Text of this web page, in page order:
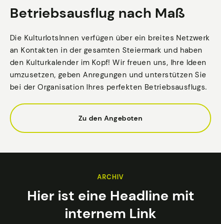
Betriebsausflug nach Maß
Die KulturlotsInnen verfügen über ein breites Netzwerk
an Kontakten in der gesamten Steiermark und haben
den Kulturkalender im Kopf! Wir freuen uns, Ihre Ideen
umzusetzen, geben Anregungen und unterstützen Sie
bei der Organisation Ihres perfekten Betriebsausflugs.
Zu den Angeboten
ARCHIV
Hier ist eine Headline mit
internem Link